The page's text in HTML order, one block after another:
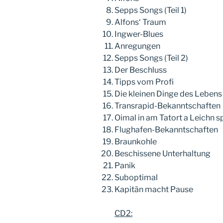
Sepps Songs (Teil 1)
Alfons‘ Traum
Ingwer-Blues
Anregungen
Sepps Songs (Teil 2)
Der Beschluss
Tipps vom Profi
Die kleinen Dinge des Lebens
Transrapid-Bekanntschaften
Oimal in am Tatort a Leichn
Flughafen-Bekanntschaften
Braunkohle
Beschissene Unterhaltung
Panik
Suboptimal
Kapitän macht Pause
CD2: